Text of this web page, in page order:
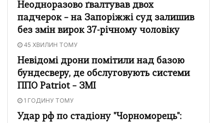
Неодноразово ґвалтував двох
падчерок – на Запоріжжі суд залишив
без змін вирок 37-річному чоловіку
45 ХВИЛИН ТОМУ
Невідомі дрони помітили над базою
бундесверу, де обслуговують системи
ППО Patriot – ЗМІ
1 ГОДИНУ ТОМУ
Удар рф по стадіону "Чорноморець":